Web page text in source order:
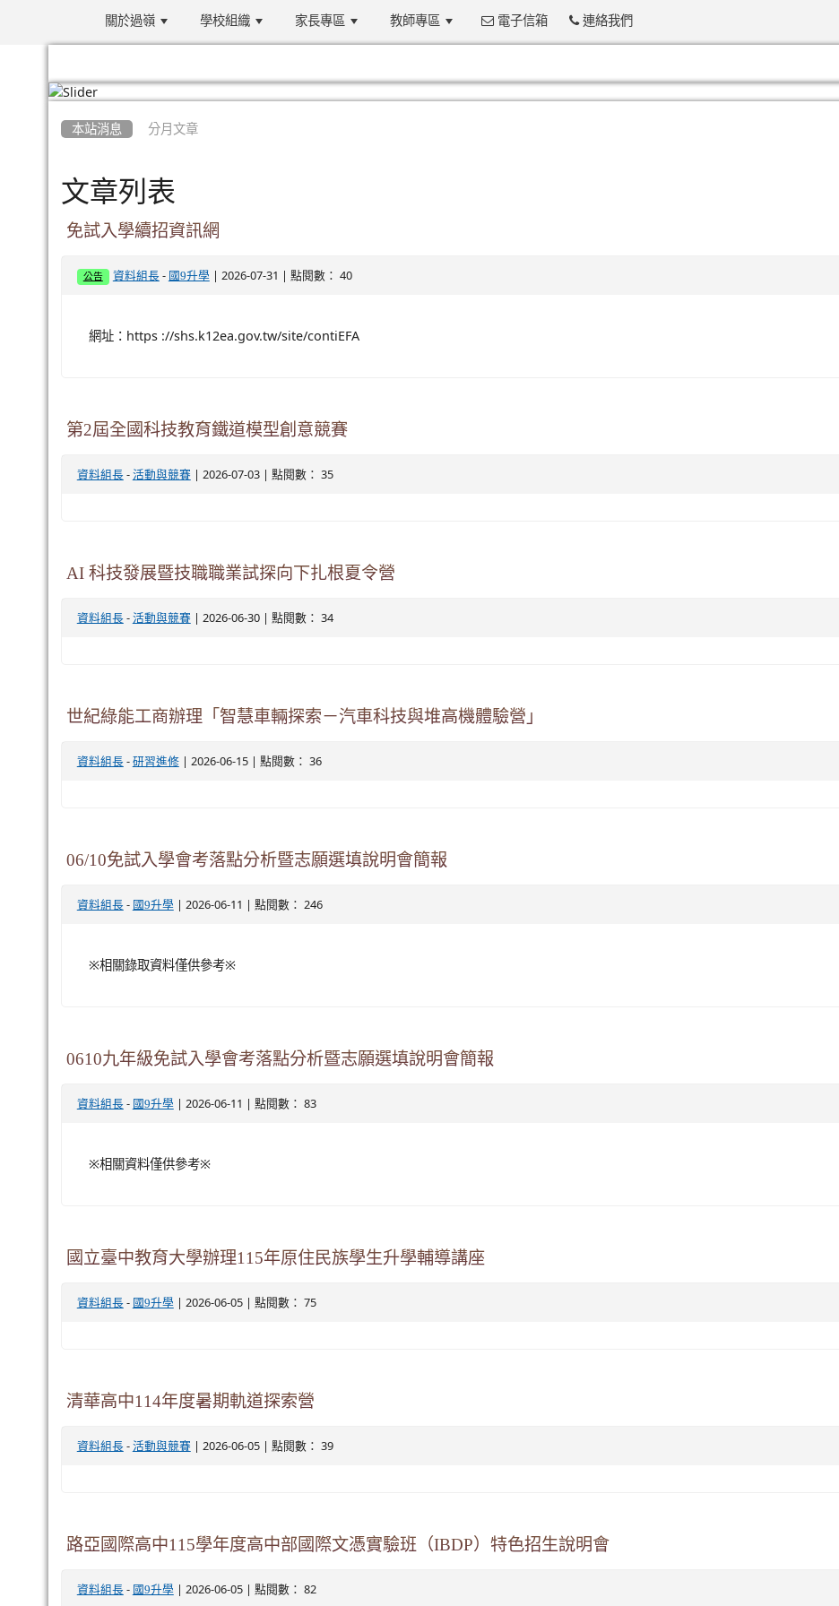
關於過嶺 學校組織 家長專區 教師專區 電子信箱 連絡我們
本站消息 分月文章
文章列表
免試入學續招資訊網
公告 資料組長- 國9升學| 2026-07-31 | 點閱數： 40
網址：https ://shs.k12ea.gov.tw/site/contiEFA
第2屆全國科技教育鐵道模型創意競賽
資料組長- 活動與競賽| 2026-07-03 | 點閱數： 35
AI 科技發展暨技職職業試探向下扎根夏令營
資料組長- 活動與競賽| 2026-06-30 | 點閱數： 34
世紀綠能工商辦理「智慧車輛探索－汽車科技與堆高機體驗營」
資料組長- 研習進修| 2026-06-15 | 點閱數： 36
06/10免試入學會考落點分析暨志願選填說明會簡報
資料組長- 國9升學| 2026-06-11 | 點閱數： 246
※相關錄取資料僅供參考※
0610九年級免試入學會考落點分析暨志願選填說明會簡報
資料組長- 國9升學| 2026-06-11 | 點閱數： 83
※相關資料僅供參考※
國立臺中教育大學辦理115年原住民族學生升學輔導講座
資料組長- 國9升學| 2026-06-05 | 點閱數： 75
清華高中114年度暑期軌道探索營
資料組長- 活動與競賽| 2026-06-05 | 點閱數： 39
路亞國際高中115學年度高中部國際文憑實驗班（IBDP）特色招生說明會
資料組長- 國9升學| 2026-06-05 | 點閱數： 82